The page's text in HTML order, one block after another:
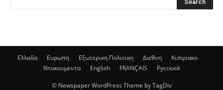
Ελλαδα Ευρωπη Εξωτερικη Πολιτικη Διεθνη
Κυπριακο
Ντοκουμεντα
English FRANÇAIS Русский
© Newspaper WordPress Theme by TagDiv